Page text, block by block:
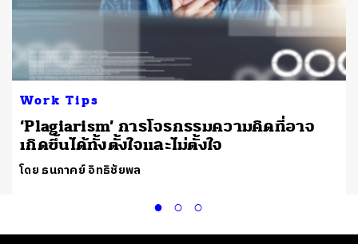
Work Tips
‘Plagiarism’ การโจรกรรมความคิดที่อาจ
เกิดขึ้นได้ทั้งตั้งใจและไม่ตั้งใจ
โดย ธนภาคย์ อิทธิชัยพล